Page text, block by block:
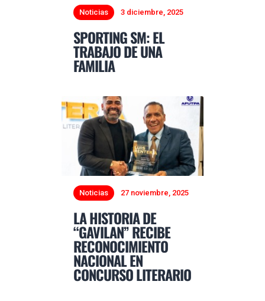
Noticias 3 diciembre, 2025
SPORTING SM: EL
TRABAJO DE UNA
FAMILIA
Noticias 27 noviembre, 2025
LA HISTORIA DE
“GAVILAN” RECIBE
RECONOCIMIENTO
NACIONAL EN
CONCURSO LITERARIO